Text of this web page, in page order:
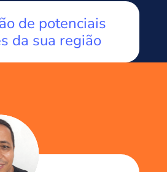
de potenciais
da sua região